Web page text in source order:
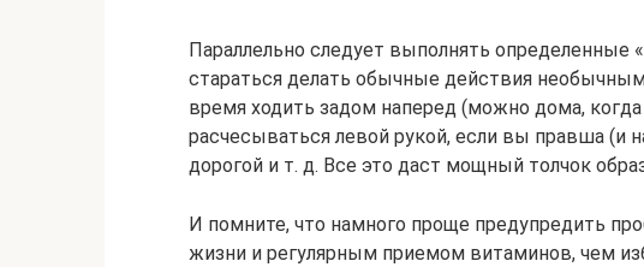
Параллельно следует выполнять определенные
стараться делать обычные действия
время ходить задом наперед (можно дома,
расчесываться левой рукой, если вы правша (и
дорогой и т. д. Все это даст мощный толчок
И помните, что намного проще предупредить
жизни и регулярным приемом витаминов, чем